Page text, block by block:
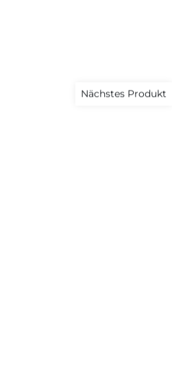
Nächstes Produkt